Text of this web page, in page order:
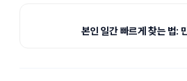
본인 일간 빠르게 찾는 법: